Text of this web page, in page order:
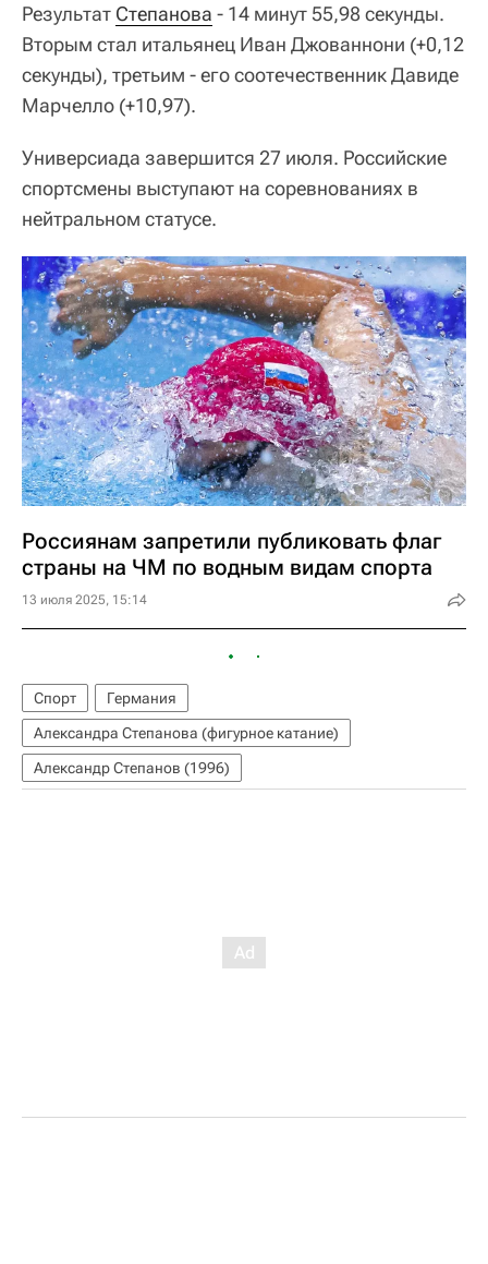
Результат Степанова - 14 минут 55,98 секунды.
Вторым стал итальянец Иван Джованнони (+0,12
секунды), третьим - его соотечественник Давиде
Марчелло (+10,97).
Универсиада завершится 27 июля. Российские
спортсмены выступают на соревнованиях в
нейтральном статусе.
Россиянам запретили публиковать флаг
страны на ЧМ по водным видам спорта
13 июля 2025, 15:14
Спорт
Германия
Александра Степанова (фигурное катание)
Александр Степанов (1996)